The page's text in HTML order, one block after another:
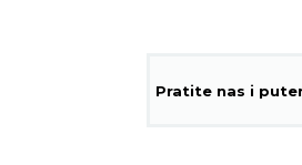
Pratite nas i